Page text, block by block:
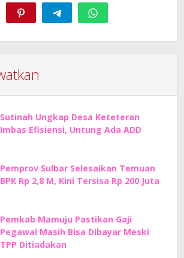
Sutinah Ungkap Desa Keteteran
Imbas Efisiensi, Untung Ada ADD
Pemprov Sulbar Selesaikan Temuan
BPK Rp 2,8 M, Kini Tersisa Rp 200 Juta
Pemkab Mamuju Pastikan Gaji
Pegawai Masih Bisa Dibayar Meski
TPP Ditiadakan